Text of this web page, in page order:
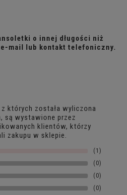
o innej długości niż
mail lub kontakt telefoniczny.
z których została wyliczona
są wystawione przez
klientów, którzy
zakupu w sklepie.
(1)
(0)
(0)
(0)